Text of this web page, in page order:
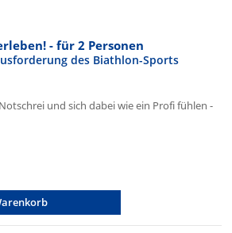
- für 2 Personen
des Biathlon-Sports
und sich dabei wie ein Profi fühlen -